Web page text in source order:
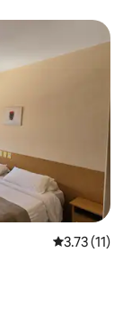
從 11 則評價
3.73 (11)